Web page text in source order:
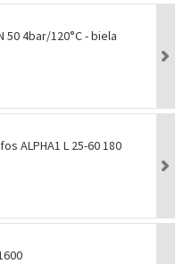
50 4bar/120°C - biela
ALPHA1 L 25-60 180